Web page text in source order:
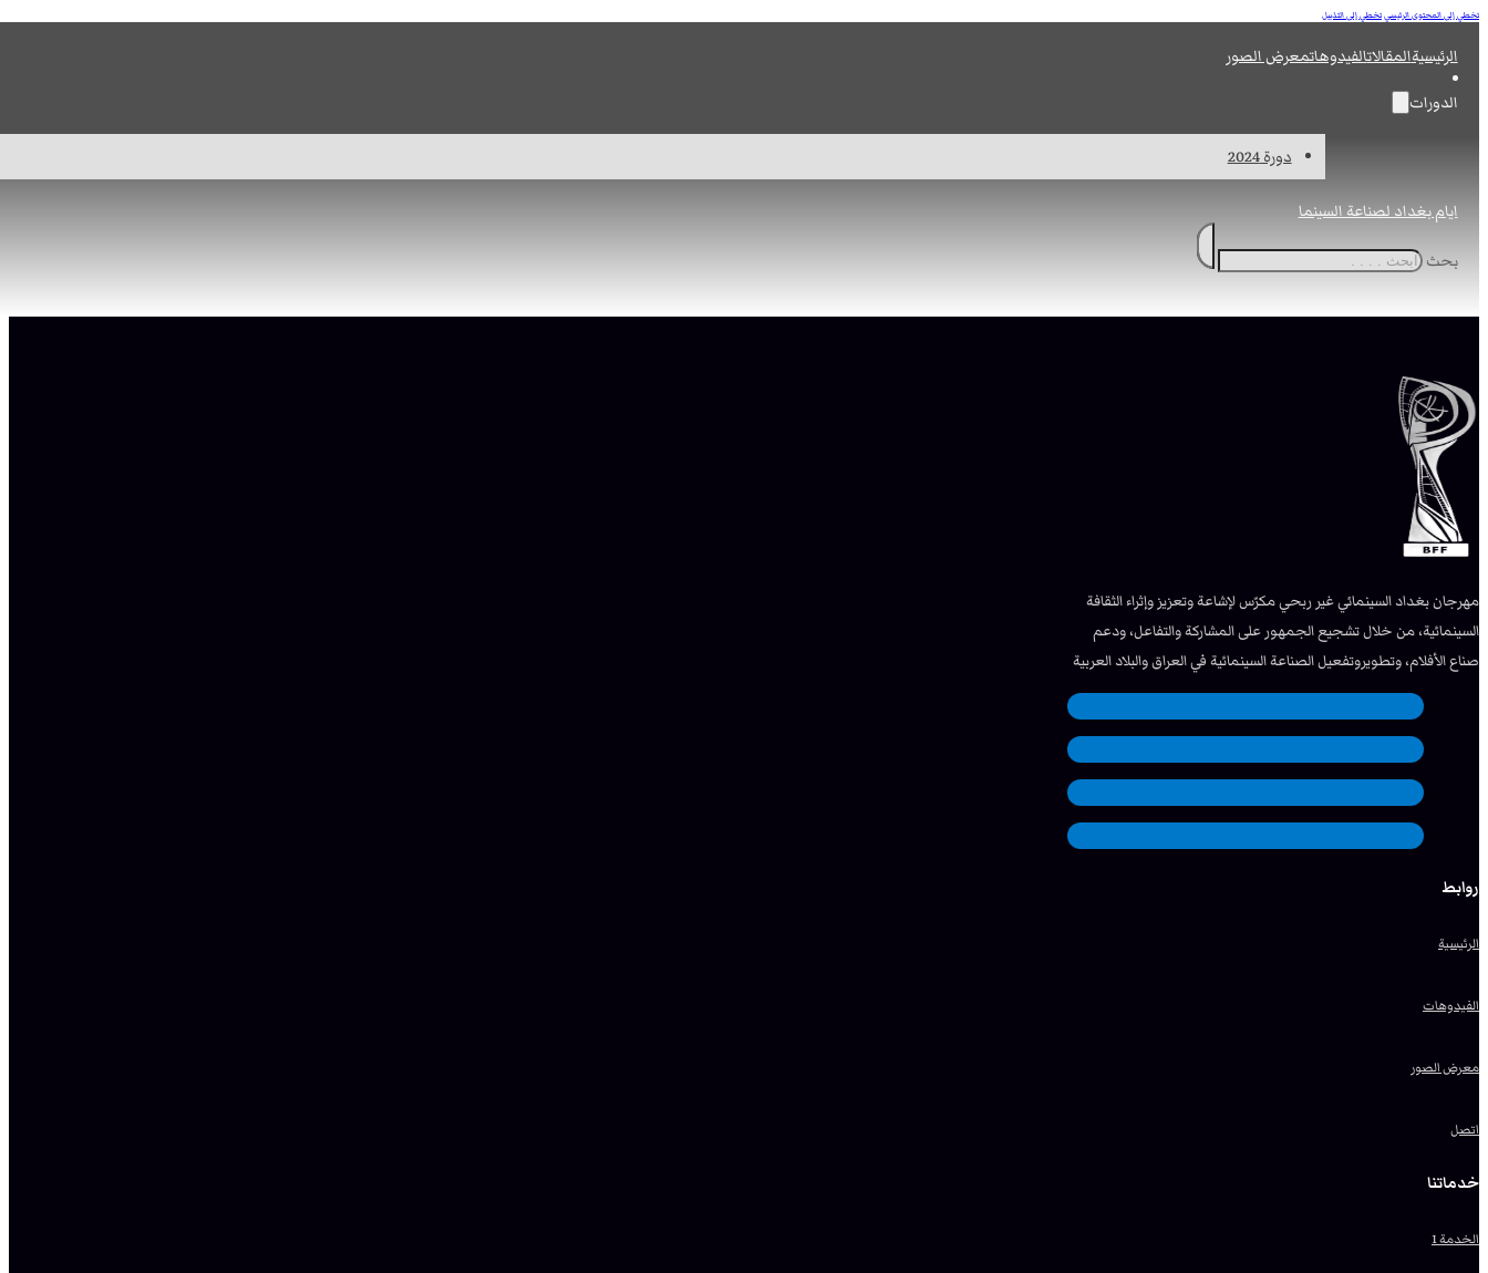
تخطي إلى المحتوى الرئيسيتخطي إلى التذييل
الرئيسيةالمقالاتالفيدوهاتمعرض الصور
الدورات
دورة 2024
ايام بغداد لصناعة السينما
بحث
مهرجان بغداد السينمائي غير ربحي مكرّس لإشاعة وتعزيز وإثراء الثقافة
السينمائية، من خلال تشجيع الجمهور على المشاركة والتفاعل، ودعم
صناع الأفلام، وتطويروتفعيل الصناعة السينمائية في العراق والبلاد العربية
روابط
الرئيسية
الفيدوهات
معرض الصور
اتصل
خدماتنا
الخدمة 1